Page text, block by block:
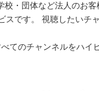
・団体など法人のお
スです。 視聴したいチ
てのチャンネルをハイ